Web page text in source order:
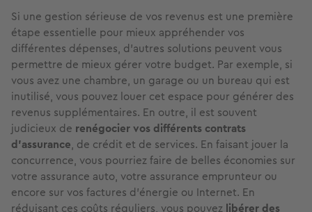
Si une gestion sérieuse de vos revenus est une première
étape essentielle pour mieux appréhender vos
différentes dépenses, d’autres solutions peuvent vous
permettre de mieux gérer votre budget. Par exemple, si
vous avez une chambre, un garage ou un bureau qui est
inutilisé, vous pouvez louer cet espace pour générer des
revenus supplémentaires. En outre, il est souvent
judicieux de renégocier vos différents contrats
d’assurance, de crédit et de services. En faisant jouer la
concurrence, vous pourriez faire de belles économies sur
votre assurance auto, votre assurance emprunteur ou
encore sur vos factures d’énergie ou Internet. En
réduisant ces coûts réguliers, vous pouvez libérer des